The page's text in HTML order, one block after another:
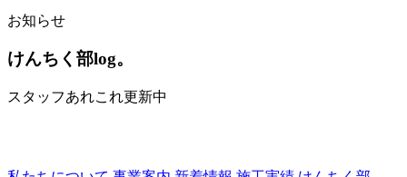
お知らせ
けんちく部log。
スタッフあれこれ更新中